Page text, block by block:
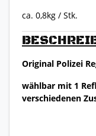
Original Polizei
wählbar mit 1
verschiedenen
ca. 0,8kg / Stk.